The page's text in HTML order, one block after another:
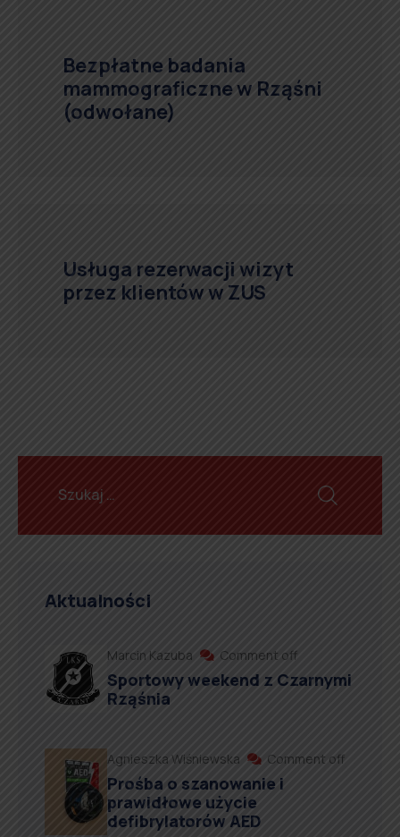
Bezpłatne badania
mammograficzne w Rząśni
(odwołane)
Usługa rezerwacji wizyt
przez klientów w ZUS
Aktualności
Marcin Kazuba Comment off
Sportowy weekend z Czarnymi
Rząśnia
Agnieszka Wiśniewska Comment off
Prośba o szanowanie i
prawidłowe użycie
defibrylatorów AED